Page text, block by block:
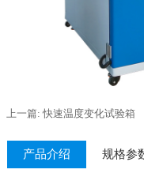
上一篇: 快速温度变化试验箱
产品介绍 规格参